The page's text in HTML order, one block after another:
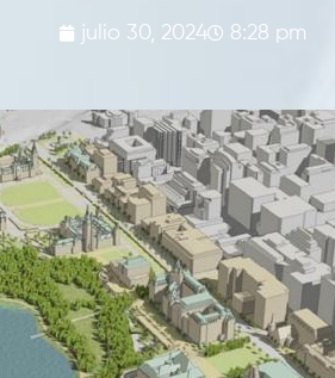
julio 30, 2024 8:28 pm